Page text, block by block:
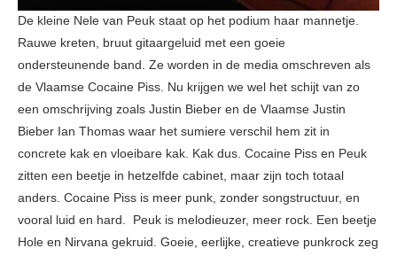
De kleine Nele van Peuk staat op het podium haar mannetje.
Rauwe kreten, bruut gitaargeluid met een goeie
ondersteunende band. Ze worden in de media omschreven als
de Vlaamse Cocaine Piss. Nu krijgen we wel het schijt van zo
een omschrijving zoals Justin Bieber en de Vlaamse Justin
Bieber Ian Thomas waar het sumiere verschil hem zit in
concrete kak en vloeibare kak. Kak dus. Cocaine Piss en Peuk
zitten een beetje in hetzelfde cabinet, maar zijn toch totaal
anders. Cocaine Piss is meer punk, zonder songstructuur, en
vooral luid en hard. Peuk is melodieuzer, meer rock. Een beetje
Hole en Nirvana gekruid. Goeie, eerlijke, creatieve punkrock zeg